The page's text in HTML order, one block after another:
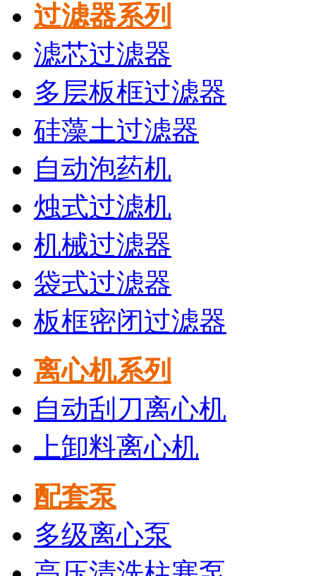
过滤器系列
滤芯过滤器
多层板框过滤器
硅藻土过滤器
自动泡药机
烛式过滤机
机械过滤器
袋式过滤器
板框密闭过滤器
离心机系列
自动刮刀离心机
上卸料离心机
配套泵
多级离心泵